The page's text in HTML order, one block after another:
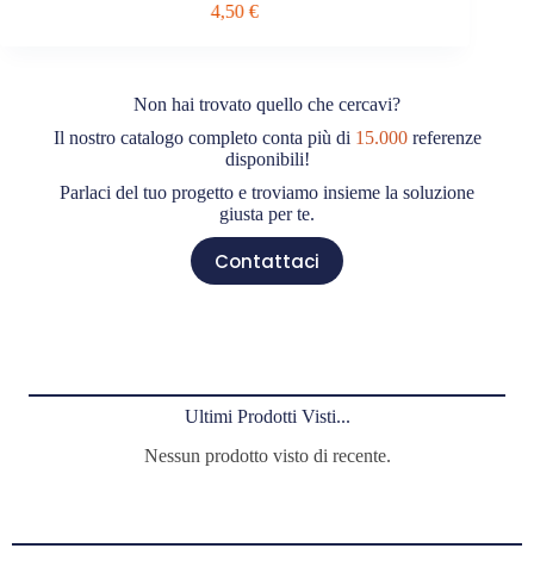
4,50€
Non hai trovato quello che cercavi?
Il nostro catalogo completo conta più di 15.000referenze
disponibili!
Parlaci del tuo progetto e troviamo insieme la soluzione
giusta per te.
Contattaci
Ultimi Prodotti Visti...
Nessun prodotto visto di recente.